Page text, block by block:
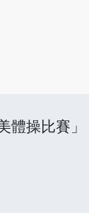
體操比賽」